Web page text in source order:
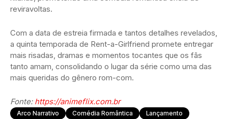
reviravoltas.
Com a data de estreia firmada e tantos detalhes revelados,
a quinta temporada de Rent-a-Girlfriend promete entregar
mais risadas, dramas e momentos tocantes que os fãs
tanto amam, consolidando o lugar da série como uma das
mais queridas do gênero rom-com.
Fonte: https://animeflix.com.br
Arco Narrativo Comédia Romântica
Lançamento